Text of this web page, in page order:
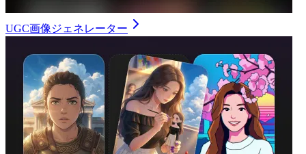
UGC画像ジェネレーター